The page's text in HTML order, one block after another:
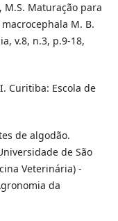
M.S. Maturação para
M. B.
v.8, n.3, p.9-18,
Curitiba: Escola de
de algodão.
de São
Veterinária) -
da